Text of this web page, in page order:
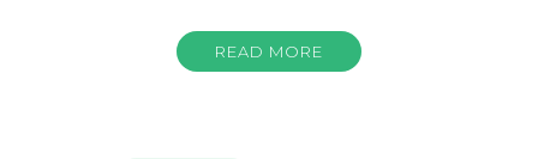
READ MORE